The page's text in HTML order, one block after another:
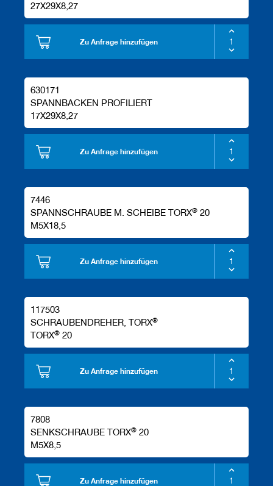
27X29X8,27
Zu Anfrage hinzufügen
630171
SPANNBACKEN PROFILIERT
17X29X8,27
Zu Anfrage hinzufügen
7446
SPANNSCHRAUBE M. SCHEIBE TORX® 20
M5X18,5
Zu Anfrage hinzufügen
117503
SCHRAUBENDREHER, TORX®
TORX® 20
Zu Anfrage hinzufügen
7808
SENKSCHRAUBE TORX® 20
M5X8,5
Zu Anfrage hinzufügen